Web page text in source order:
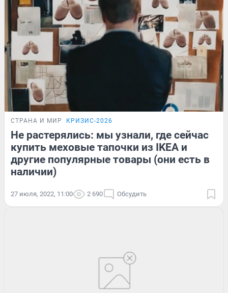
СТРАНА И МИР КРИЗИС-2026
Не растерялись: мы узнали, где сейчас
купить меховые тапочки из IKEA и
другие популярные товары (они есть в
наличии)
27 июля, 2022, 11:00 2 690 Обсудить